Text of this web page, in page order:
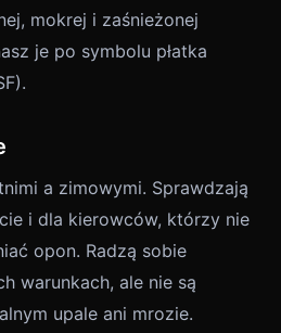
mokrej i zaśnieżonej
je po symbolu płatka
a zimowymi. Sprawdzają
i dla kierowców, którzy nie
opon. Radzą sobie
warunkach, ale nie są
upale ani mrozie.